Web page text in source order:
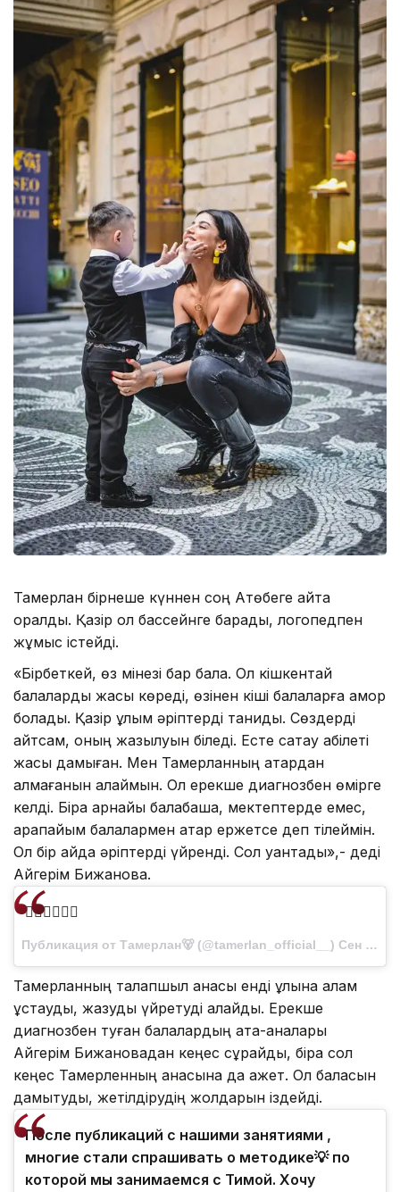
Тамерлан бірнеше күннен соң Ақтөбеге қайта
оралды. Қазір ол бассейнге барады, логопедпен
жұмыс істейді.
«Бірбеткей, өз мінезі бар бала. Ол кішкентай
балаларды жақсы көреді, өзінен кіші балаларға қамқор
болады. Қазір ұлым әріптерді таниды. Сөздерді
айтсам, оның жазылуын біледі. Есте сақтау қабілеті
жақсы дамыған. Мен Тамерланның қатардан
қалмағанын қалаймын. Ол ерекше диагнозбен өмірге
келді. Бірақ арнайы балабақша, мектептерде емес,
қарапайым балалармен қатар ержетсе деп тілеймін.
Ол бір айда әріптерді үйренді. Сол қуантады»,- деді
Айгерім Бижанова.
🙋‍♂️🙇‍♂️👨‍⚖
Публикация от Тамерлан🐻 (@tamerlan_official__) Сен 20 2017 в 11:50 PDT
Тамерланның талапшыл анасы енді ұлына қалам
ұстауды, жазуды үйретуді қалайды. Ерекше
диагнозбен туған балалардың ата-аналары
Айгерім Бижановадан кеңес сұрайды, бірақ сол
кеңес Тамерленның анасына да қажет. Ол баласын
дамытуды, жетілдірудің жолдарын іздейді.
После публикаций с нашими занятиями ,
многие стали спрашивать о методике💡 по
которой мы занимаемся с Тимой. Хочу